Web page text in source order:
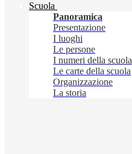
Scuola
Panoramica
Presentazione
I luoghi
Le persone
I numeri della scuola
Le carte della scuola
Organizzazione
La storia